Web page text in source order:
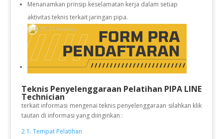
Menanamkan prinsip keselamatan kerja dalam setiap
aktivitas teknis terkait jaringan pipa.
Teknis Penyelenggaraan Pelatihan PIPA LINE
Technician
terkait informasi mengenai teknis penyelenggaraan silahkan klik
tautan di informasi yang diinginkan :
2.1. Tempat Pelatihan